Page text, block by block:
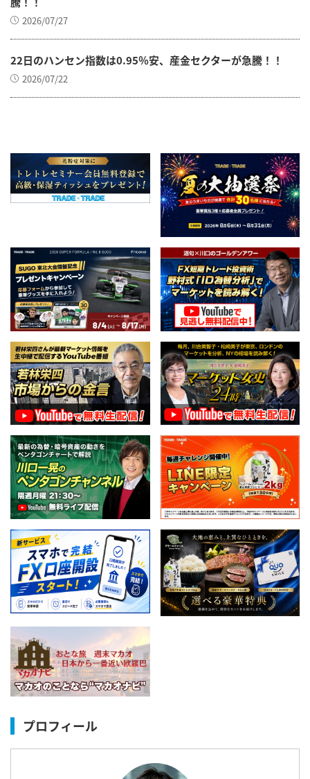
2026/07/27
22日のハンセン指数は0.95％安、産金セクターが急騰！！
2026/07/22
プロフィール